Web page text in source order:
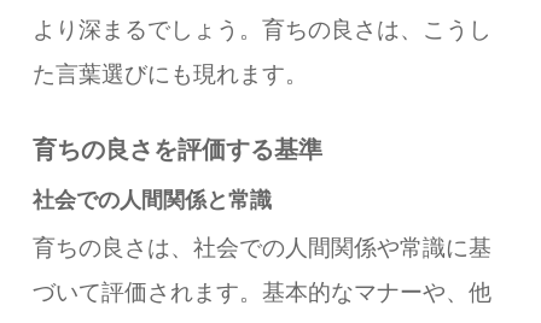
より深まるでしょう。育ちの良さは、こうし
た言葉選びにも現れます。
育ちの良さを評価する基準
社会での人間関係と常識
育ちの良さは、社会での人間関係や常識に基
づいて評価されます。基本的なマナーや、他